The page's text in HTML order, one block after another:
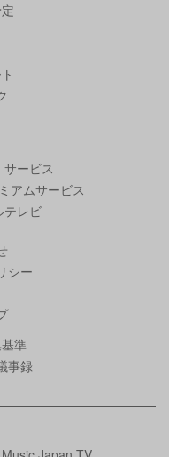
ービス
アムサービス
テレビ
シー
準
事録